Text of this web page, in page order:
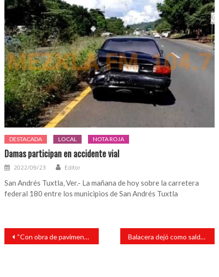
DESTACADA LOCAL NOTA ROJA
Damas participan en accidente vial
2022/09/23 Editor
San Andrés Tuxtla, Ver.- La mañana de hoy sobre la carretera
federal 180 entre los municipios de San Andrés Tuxtla
Navegación
entradas
“Con obra de pavimentación mejoramos el acceso a niños de kínder y primaria en Cebadilla Chica”: Tavo Pérez Balacera dejó como saldo una persona muerta y un detenido en Catemaco